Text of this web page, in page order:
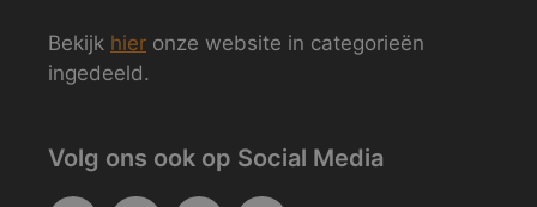
Bekijk hier onze website in categorieën
ingedeeld.
Volg ons ook op Social Media